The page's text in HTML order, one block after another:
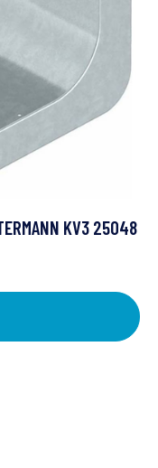
KV3 25048